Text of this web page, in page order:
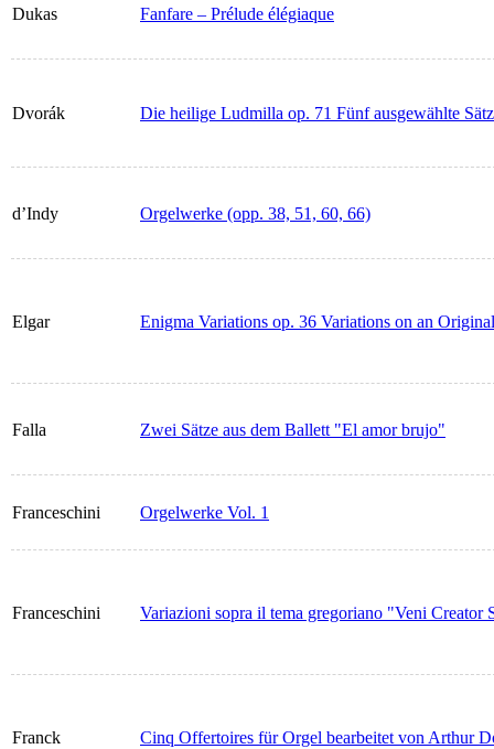
Dukas Fanfare – Prélude élégiaque
Dvorák Die heilige Ludmilla op. 71 Fünf ausgewählte
d’Indy Orgelwerke (opp. 38, 51, 60, 66)
Elgar Enigma Variations op. 36 Variations on an
Falla Zwei Sätze aus dem Ballett "El amor brujo"
Franceschini Orgelwerke Vol. 1
Franceschini Variazioni sopra il tema gregoriano "Veni Creator
Franck Cinq Offertoires für Orgel bearbeitet von Arthur